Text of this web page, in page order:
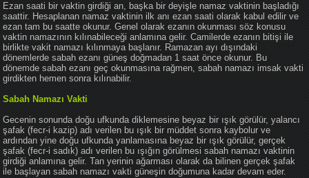
Ezan saati bir vaktin girdiği an, başka bir deyişle namaz vaktinin başladığı
saattir. Hesaplanan namaz vaktinin ilk anı ezan saati olarak kabul edilir ve
ezan tam bu saatte okunur. Genel olarak ezanın okunması söz konusu
vaktin namazının kılınabileceği anlamına gelir. Camilerde ezanın bitişi ile
birlikte vakit namazı kılınmaya başlanır. Ramazan ayı dışındaki
dönemlerde sabah ezanı güneş doğmadan 1 saat önce okunur. Bu
dönemde sabah ezanı geç okunmasına rağmen, sabah namazı imsak vakti
girdikten hemen sonra kılınabilir.
Sabah Namazı Vakti
Gecenin sonunda doğu ufkunda diklemesine beyaz bir ışık görülür, yalancı
şafak (fecr-i kazip) adı verilen bu ışık bir müddet sonra kaybolur ve
ardından yine doğu ufkunda yanlamasına beyaz bir ışık görülür, gerçek
şafak (fecr-i sadık) adı verilen bu ışığın görülmesi sabah namazı vaktinin
girdiği anlamına gelir. Tan yerinin ağarması olarak da bilinen gerçek şafak
ile başlayan sabah namazı vakti güneşin doğumuna kadar devam eder.